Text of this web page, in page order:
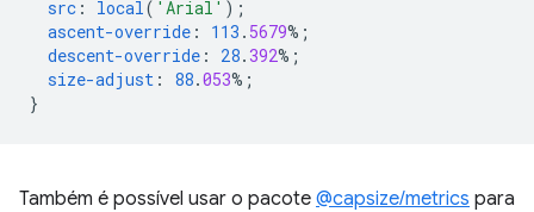
src : local( 'Arial' );
ascent-override : 113 . 5679%;
descent-override : 28. 392%;
size-adjust : 88.053%;
}
Também é possível usar o pacote @capsize/metrics para